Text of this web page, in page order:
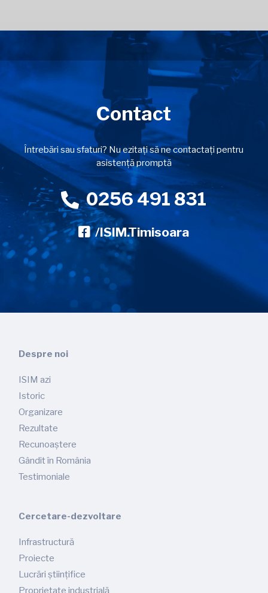
Contact
Întrebări sau sfaturi? Nu ezitați să ne contactați pentru
asistență promptă
0256 491 831
/ISIM.Timisoara
Despre noi
ISIM azi
Istoric
Organizare
Rezultate
Recunoaștere
Gândit în România
Testimoniale
Cercetare-dezvoltare
Infrastructură
Proiecte
Lucrări științifice
Proprietate industrială